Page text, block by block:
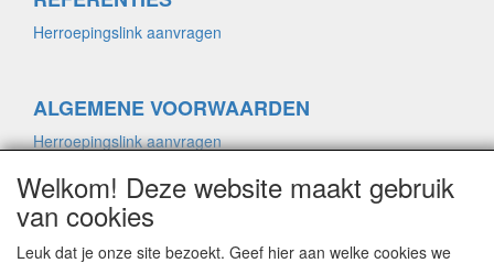
Herroepingslink aanvragen
ALGEMENE VOORWAARDEN
Herroepingslink aanvragen
PRIVACYVERKLARING
Herroepingslink aanvragen
Welkom! Deze website maakt gebruik
van cookies
Leuk dat je onze site bezoekt. Geef hier aan welke cookies we